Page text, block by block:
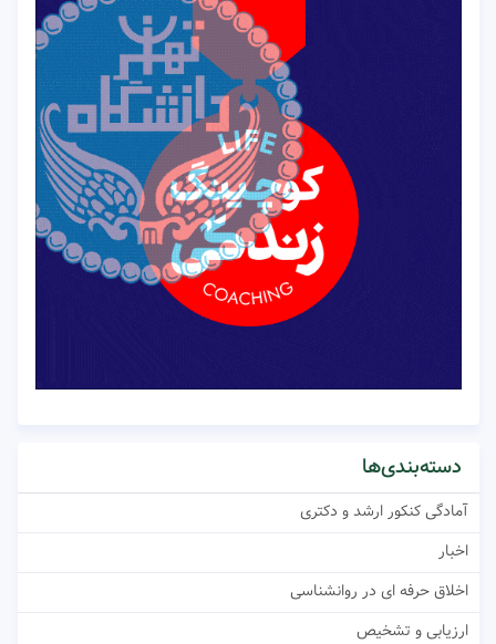
دسته‌بندی‌ها
آمادگی کنکور ارشد و دکتری
اخبار
اخلاق حرفه ای در روانشناسی
ارزیابی و تشخیص